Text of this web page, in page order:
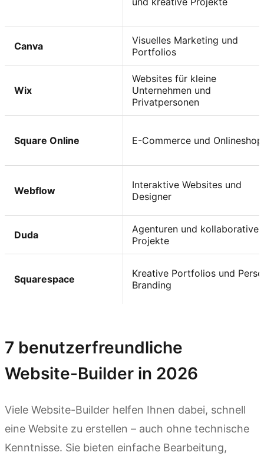
Canva
Visuelles Marketing und
Portfolios
Wix
Websites für kleine
Unternehmen und
Privatpersonen
Square Online E-Commerce und
Webflow
Interaktive Websites und
Designer
Duda
Agenturen und kollaborative
Projekte
Squarespace
Kreative Portfolios und
Branding
7 benutzerfreundliche
Website-Builder in 2026
Viele Website-Builder helfen Ihnen dabei, schnell
eine Website zu erstellen – auch ohne technische
Kenntnisse. Sie bieten einfache Bearbeitung,